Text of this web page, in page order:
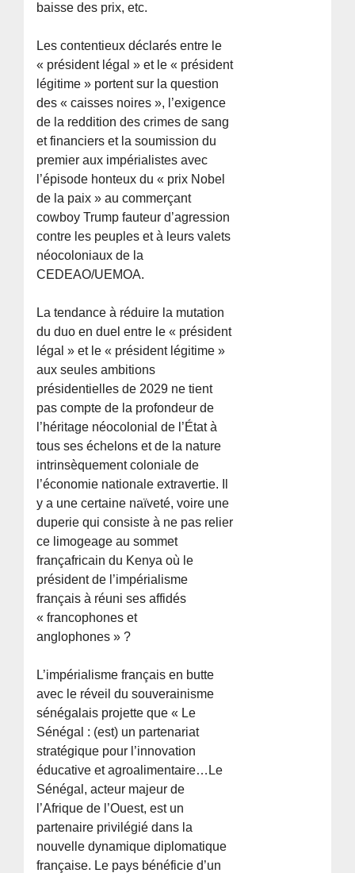
baisse des prix, etc.
Les contentieux déclarés entre le
« président légal » et le « président
légitime » portent sur la question
des « caisses noires », l’exigence
de la reddition des crimes de sang
et financiers et la soumission du
premier aux impérialistes avec
l’épisode honteux du « prix Nobel
de la paix » au commerçant
cowboy Trump fauteur d’agression
contre les peuples et à leurs valets
néocoloniaux de la
CEDEAO/UEMOA.
La tendance à réduire la mutation
du duo en duel entre le « président
légal » et le « président légitime »
aux seules ambitions
présidentielles de 2029 ne tient
pas compte de la profondeur de
l’héritage néocolonial de l’État à
tous ses échelons et de la nature
intrinsèquement coloniale de
l’économie nationale extravertie. Il
y a une certaine naïveté, voire une
duperie qui consiste à ne pas relier
ce limogeage au sommet
françafricain du Kenya où le
président de l’impérialisme
français à réuni ses affidés
« francophones et
anglophones » ?
L’impérialisme français en butte
avec le réveil du souverainisme
sénégalais projette que « Le
Sénégal : (est) un partenariat
stratégique pour l’innovation
éducative et agroalimentaire…Le
Sénégal, acteur majeur de
l’Afrique de l’Ouest, est un
partenaire privilégié dans la
nouvelle dynamique diplomatique
française. Le pays bénéficie d’un